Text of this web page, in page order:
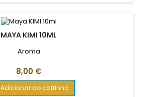
MAYA KIMI 10ML
Aroma
Preço
8,00 €
Adicionar ao carrinho